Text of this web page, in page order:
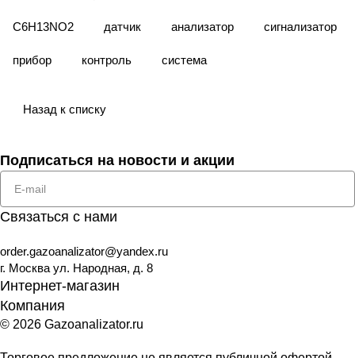
С6Н13NО2 датчик анализатор сигнализатор
прибор контроль система
Назад к списку
Подписаться на новости и акции
Связаться с нами
order.gazoanalizator@yandex.ru
г. Москва ул. Народная, д. 8
Интернет-магазин
Компания
© 2026 Gazoanalizator.ru